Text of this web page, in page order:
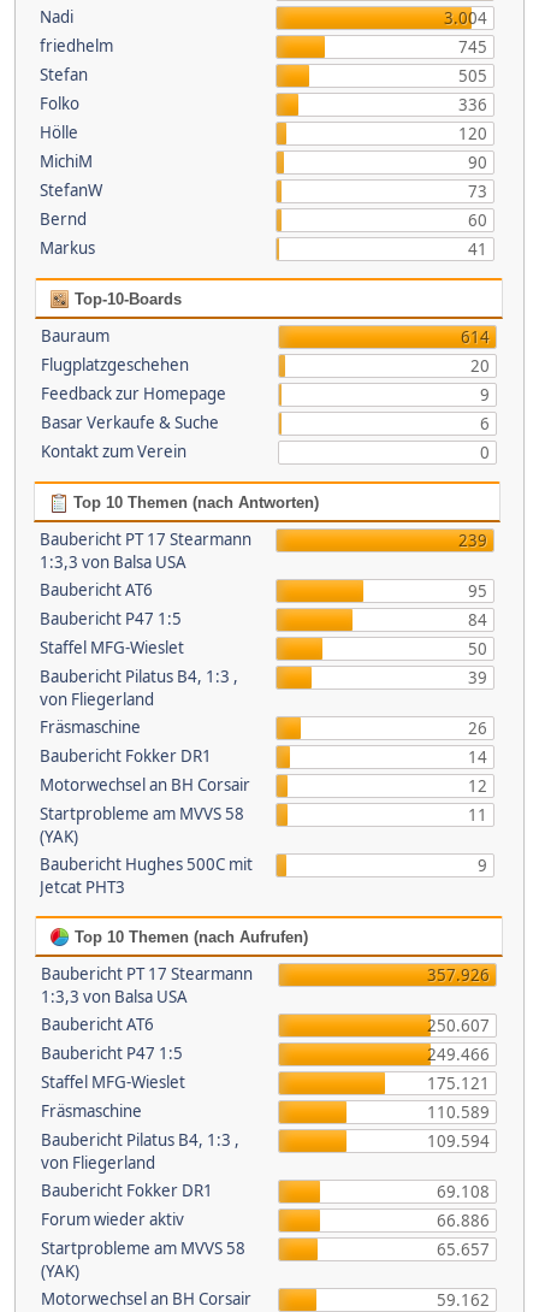
Nadi
3.004
friedhelm
745
Stefan
505
Folko
336
Hölle
120
MichiM
90
StefanW
73
Bernd
60
Markus
41
Top-10-Boards
Bauraum
614
Flugplatzgeschehen
20
Feedback zur Homepage
9
Basar Verkaufe & Suche
6
Kontakt zum Verein
0
Top 10 Themen (nach Antworten)
Baubericht PT 17 Stearmann
1:3,3 von Balsa USA
239
Baubericht AT6
95
Baubericht P47 1:5
84
Staffel MFG-Wieslet
50
Baubericht Pilatus B4, 1:3 ,
von Fliegerland
39
Fräsmaschine
26
Baubericht Fokker DR1
14
Motorwechsel an BH Corsair
12
Startprobleme am MVVS 58
(YAK)
11
Baubericht Hughes 500C mit
Jetcat PHT3
9
Top 10 Themen (nach Aufrufen)
Baubericht PT 17 Stearmann
1:3,3 von Balsa USA
357.926
Baubericht AT6
250.607
Baubericht P47 1:5
249.466
Staffel MFG-Wieslet
175.121
Fräsmaschine
110.589
Baubericht Pilatus B4, 1:3 ,
von Fliegerland
109.594
Baubericht Fokker DR1
69.108
Forum wieder aktiv
66.886
Startprobleme am MVVS 58
(YAK)
65.657
Motorwechsel an BH Corsair 59.162